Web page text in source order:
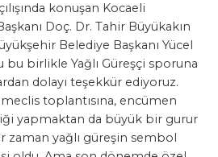
konuşan Kocaeli
Doç. Dr. Tahir Büyükakın
Belediye Başkanı Yücel
bu birlikle Yağlı Güreşçi sporuna
dolayı teşekkür ediyoruz.
toplantısına, encümen
yapmaktan da büyük bir gurur
zaman yağlı güreşin sembol